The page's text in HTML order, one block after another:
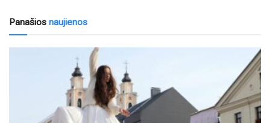
Panašios naujienos